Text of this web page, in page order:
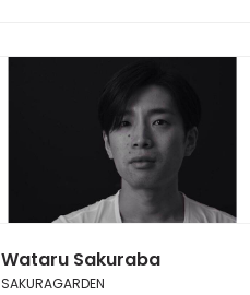
Wataru Sakuraba
SAKURAGARDEN